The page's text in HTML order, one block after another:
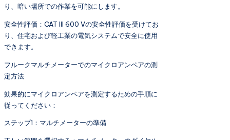
り、暗い場所での作業を可能にします。
安全性評価：CAT III 600 Vの安全性評価を受けてお
り、住宅および軽工業の電気システムで安全に使用
できます。
フルークマルチメーターでのマイクロアンペアの測
定方法
効果的にマイクロアンペアを測定するための手順に
従ってください：
ステップ1：マルチメーターの準備